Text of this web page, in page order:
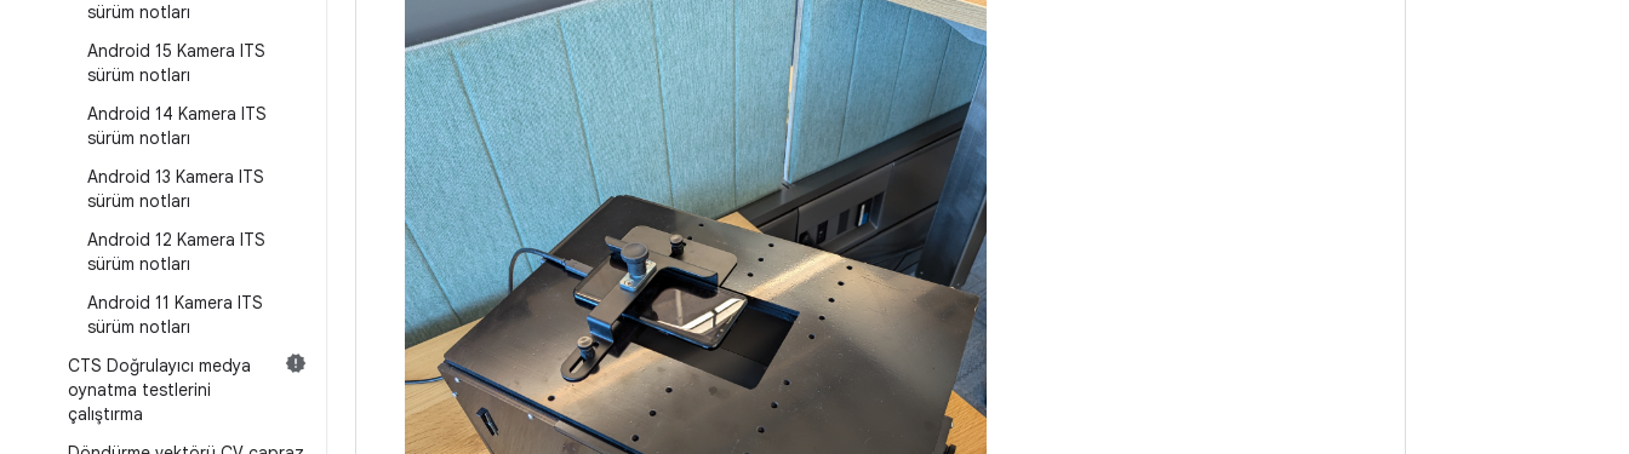
sürüm notları
Android 15 Kamera ITS
sürüm notları
Android 14 Kamera ITS
sürüm notları
Android 13 Kamera ITS
sürüm notları
Android 12 Kamera ITS
sürüm notları
Android 11 Kamera ITS
sürüm notları
CTS Doğrulayıcı medya
oynatma testlerini
çalıştırma